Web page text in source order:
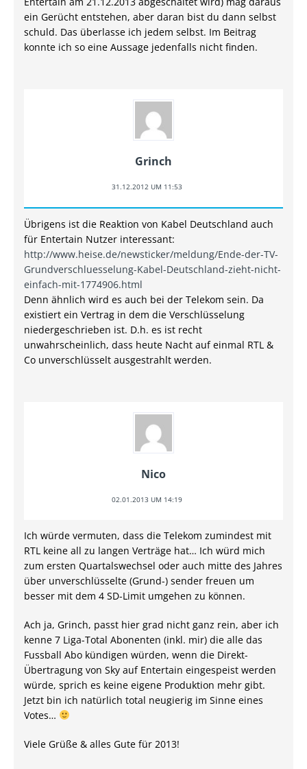
ein Gerücht entstehen, aber daran bist du dann selbst
schuld. Das überlasse ich jedem selbst. Im Beitrag
konnte ich so eine Aussage jedenfalls nicht finden.
Grinch
31.12.2012 UM 11:53
Übrigens ist die Reaktion von Kabel Deutschland auch
für Entertain Nutzer interessant:
http://www.heise.de/newsticker/meldung/Ende-der-TV-
Grundverschluesselung-Kabel-Deutschland-zieht-nicht-
einfach-mit-1774906.html
Denn ähnlich wird es auch bei der Telekom sein. Da
existiert ein Vertrag in dem die Verschlüsselung
niedergeschrieben ist. D.h. es ist recht
unwahrscheinlich, dass heute Nacht auf einmal RTL &
Co unverschlüsselt ausgestrahlt werden.
Nico
02.01.2013 UM 14:19
Ich würde vermuten, dass die Telekom zumindest mit
RTL keine all zu langen Verträge hat… Ich würd mich
zum ersten Quartalswechsel oder auch mitte des Jahres
über unverschlüsselte (Grund-) sender freuen um
besser mit dem 4 SD-Limit umgehen zu können.
Ach ja, Grinch, passt hier grad nicht ganz rein, aber ich
kenne 7 Liga-Total Abonenten (inkl. mir) die alle das
Fussball Abo kündigen würden, wenn die Direkt-
Übertragung von Sky auf Entertain eingespeist werden
würde, sprich es keine eigene Produktion mehr gibt.
Jetzt bin ich natürlich total neugierig im Sinne eines
Votes…
Viele Grüße & alles Gute für 2013!